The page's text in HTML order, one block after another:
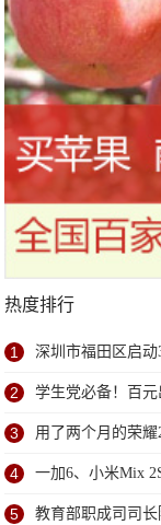
热度排行
1 深圳市福田区启
2 学生党必备！百
3 用了两个月的荣
4 一加6、小米Mix
了？
5 教育部职成司司